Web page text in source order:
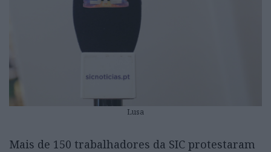
Lusa
Mais de 150 trabalhadores da SIC protestaram